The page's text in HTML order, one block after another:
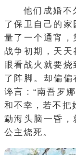
他们成婚不
了保卫自己的
量了一个通宵，
战争初期 ，天
眼看战火就要
了阵脚。却偏
谗言：“南吾罗
和不幸，若不把
勐海头脑一昏，
公主烧死。